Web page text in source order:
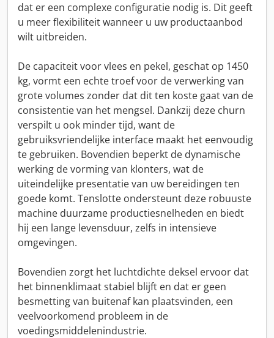
dat er een complexe configuratie nodig is. Dit geeft
u meer flexibiliteit wanneer u uw productaanbod
wilt uitbreiden.
De capaciteit voor vlees en pekel, geschat op 1450
kg, vormt een echte troef voor de verwerking van
grote volumes zonder dat dit ten koste gaat van de
consistentie van het mengsel. Dankzij deze churn
verspilt u ook minder tijd, want de
gebruiksvriendelijke interface maakt het eenvoudig
te gebruiken. Bovendien beperkt de dynamische
werking de vorming van klonters, wat de
uiteindelijke presentatie van uw bereidingen ten
goede komt. Tenslotte ondersteunt deze robuuste
machine duurzame productiesnelheden en biedt
hij een lange levensduur, zelfs in intensieve
omgevingen.
Bovendien zorgt het luchtdichte deksel ervoor dat
het binnenklimaat stabiel blijft en dat er geen
besmetting van buitenaf kan plaatsvinden, een
veelvoorkomend probleem in de
voedingsmiddelenindustrie.